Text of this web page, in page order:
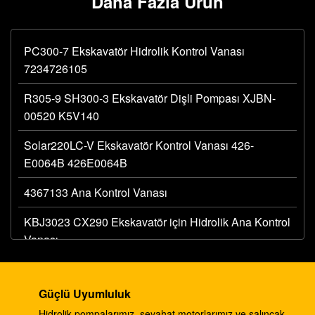
PC300-7 Ekskavatör Hidrolik Kontrol Vanası
7234726105
R305-9 SH300-3 Ekskavatör Dişli Pompası XJBN-
00520 K5V140
Solar220LC-V Ekskavatör Kontrol Vanası 426-
E0064B 426E0064B
4367133 Ana Kontrol Vanası
KBJ3023 CX290 Ekskavatör için Hidrolik Ana Kontrol
Vanası
31N8-10110 MCV
Güçlü Uyumluluk